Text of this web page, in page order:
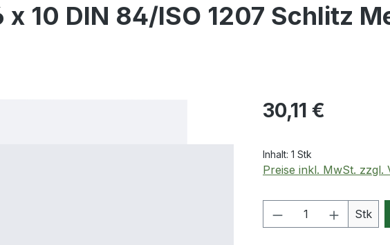
10 DIN 84/ISO 1207 Schlitz
Regulärer Preis:
30,11 €
Inhalt: 1 Stk
Preise inkl. MwSt. zzgl.
Produkt Stk